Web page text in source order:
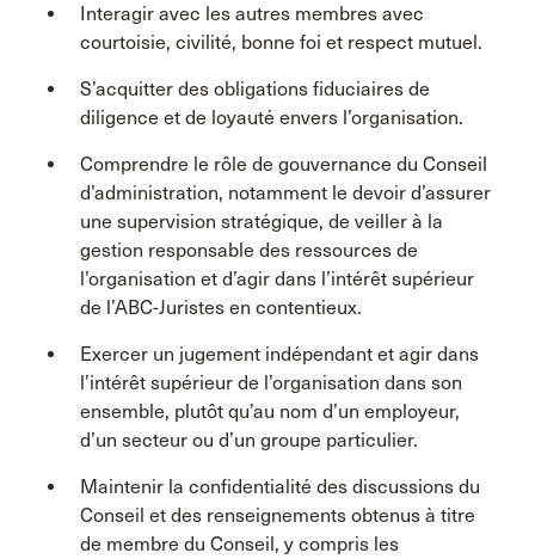
Interagir avec les autres membres avec
courtoisie, civilité, bonne foi et respect mutuel.
S’acquitter des obligations fiduciaires de
diligence et de loyauté envers l’organisation.
Comprendre le rôle de gouvernance du Conseil
d’administration, notamment le devoir d’assurer
une supervision stratégique, de veiller à la
gestion responsable des ressources de
l’organisation et d’agir dans l’intérêt supérieur
de l’ABC-Juristes en contentieux.
Exercer un jugement indépendant et agir dans
l’intérêt supérieur de l’organisation dans son
ensemble, plutôt qu’au nom d’un employeur,
d’un secteur ou d’un groupe particulier.
Maintenir la confidentialité des discussions du
Conseil et des renseignements obtenus à titre
de membre du Conseil, y compris les